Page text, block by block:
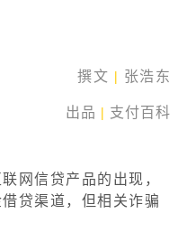
撰文 | 张浩东
出品 | 支付百科
网信贷产品的出现，
贷渠道，但相关诈骗